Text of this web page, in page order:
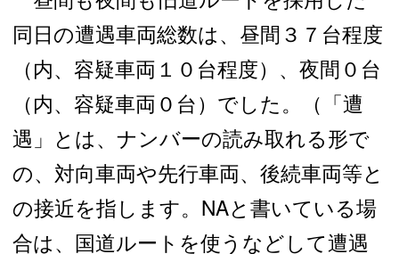
同日の遭遇車両総数は、昼間３７ 台程度
（内、容疑車両１０ 台程度）、夜間０ 台
（内、容疑車両０ 台）でした。（「遭
遇」とは、ナンバーの読み取れる形で
の、対向車両や先行車両、後続車両等と
の接近を指します。NAと書いている場
合は、国道ルートを使うなどして遭遇